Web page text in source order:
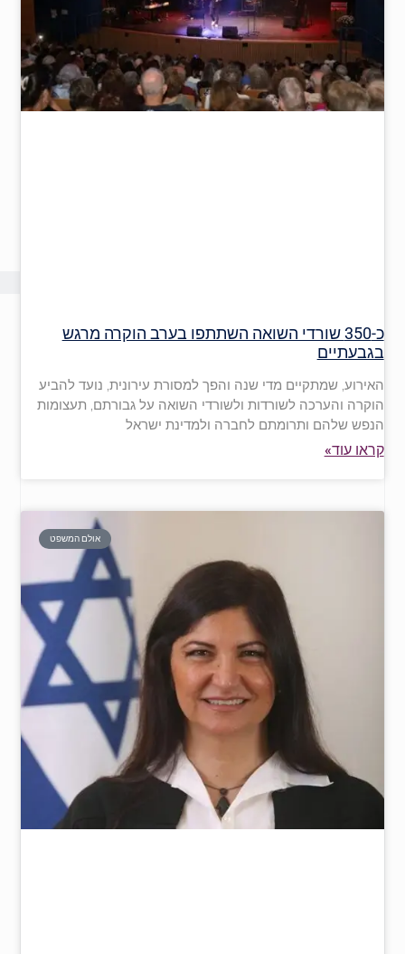
כ-350 שורדי השואה השתתפו בערב הוקרה מרגש
בגבעתיים
האירוע, שמתקיים מדי שנה והפך למסורת עירונית, נועד להביע
הוקרה והערכה לשורדות ולשורדי השואה על גבורתם, תעצומות
הנפש שלהם ותרומתם לחברה ולמדינת ישראל
קראו עוד»
אולם המשפט